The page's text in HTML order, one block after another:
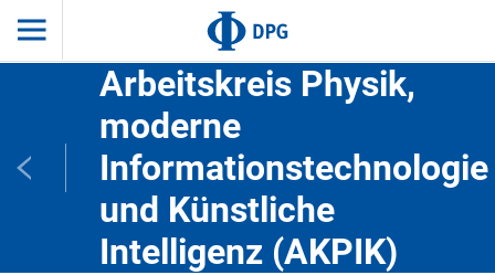
Arbeitskreis Physik,
moderne
Informationstechnologie
und Künstliche
Intelligenz (AKPIK)